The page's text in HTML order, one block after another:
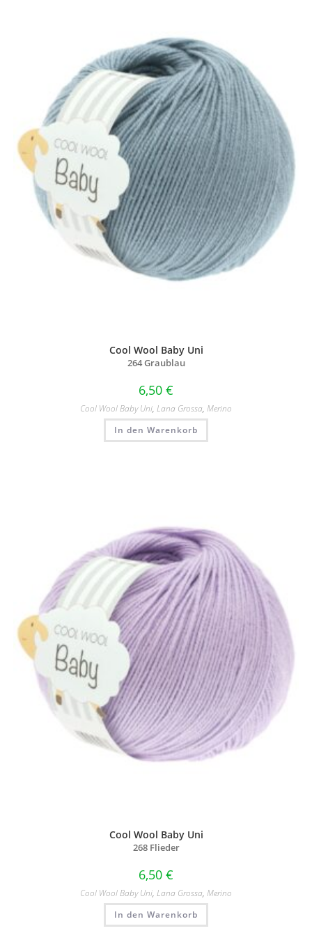
Cool Wool Baby Uni
264 Graublau
6,50 €
Cool Wool Baby Uni, Lana Grossa, Merino
In den Warenkorb
Cool Wool Baby Uni
268 Flieder
6,50 €
Cool Wool Baby Uni, Lana Grossa, Merino
In den Warenkorb